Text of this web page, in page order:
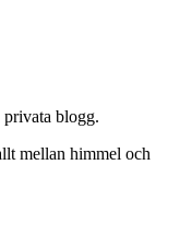
privata blogg.
mellan himmel och